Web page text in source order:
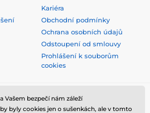
Kariéra
Obchodní podmínky
Ochrana osobních údajů
Odstoupení od smlouvy
Prohlášení k souborům
cookies
platba kartou
Vašem bezpečí nám záleží
byly cookies jen o sušenkách, ale v tomto